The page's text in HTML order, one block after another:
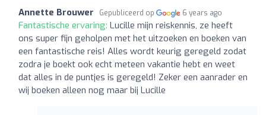
Annette Brouwer Gepubliceerd op 6 years ago
Fantastische ervaring: Lucille mijn reiskennis, ze heeft
ons super fijn geholpen met het uitzoeken en boeken van
een fantastische reis! Alles wordt keurig geregeld zodat
zodra je boekt ook echt meteen vakantie hebt en weet
dat alles in de puntjes is geregeld! Zeker een aanrader en
wij boeken alleen nog maar bij Lucille